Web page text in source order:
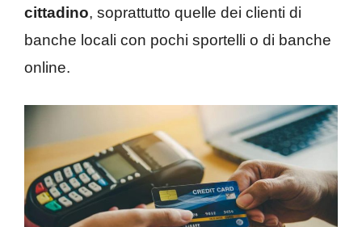
cittadino, soprattutto quelle dei clienti di
banche locali con pochi sportelli o di banche
online.